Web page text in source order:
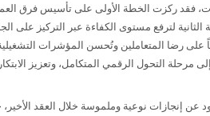
فقد ركزت الخطة الأولى على تأسيس فرق
الثانية لترفع مستوى الكفاءة عبر التركيز على
على رضا المتعاملين وتُحسن المؤشرات
مرحلة التحول الرقمي المتكامل، وتعزيز
عن إنجازات نوعية وملموسة خلال العقد